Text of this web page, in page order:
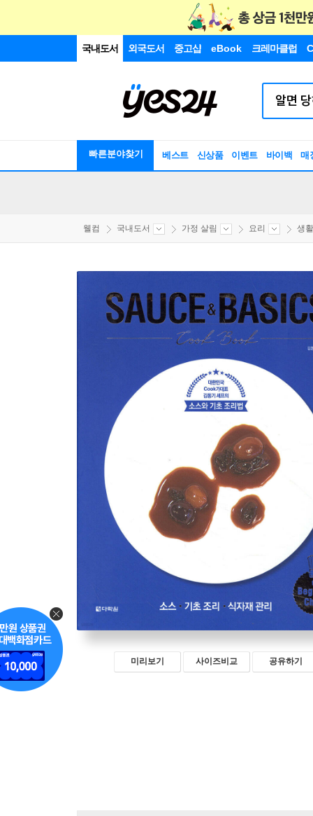
국내도서 외국도서 중고샵 eBook 크레마클럽
빠른분야찾기 베스트 신상품 이벤트 바이백 매
웰컴 국내도서 가정 살림 요리 생
미리보기 사이즈비교 공유하기